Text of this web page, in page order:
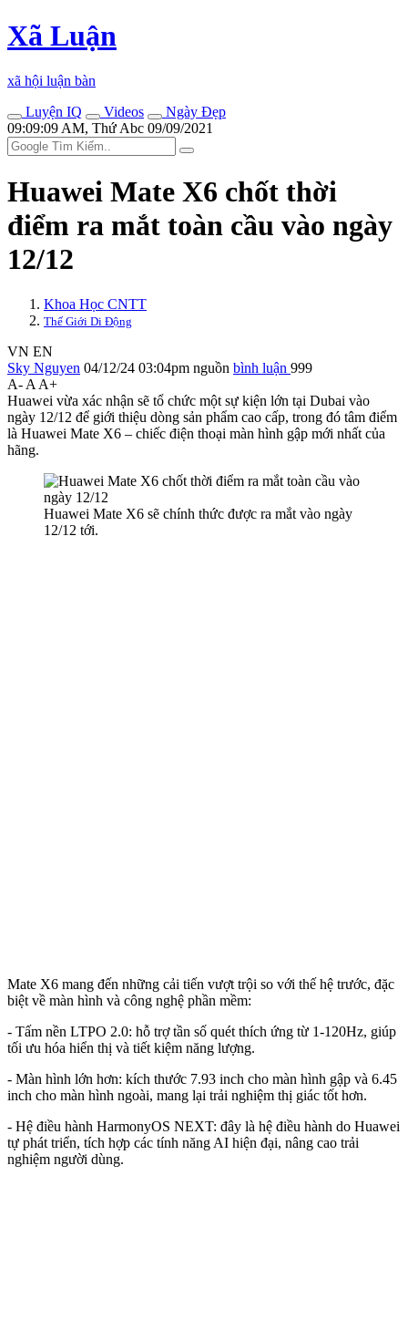
Xã Luận
xã hội luận bàn
Luyện IQ
Videos
Ngày Đẹp
09:09:09 AM, Thứ Abc 09/09/2021
Huawei Mate X6 chốt thời
điểm ra mắt toàn cầu vào ngày
12/12
Khoa Học CNTT
Thế Giới Di Động
VN EN
Sky Nguyen 04/12/24 03:04pm nguồn bình luận 999
A- A A+
Huawei vừa xác nhận sẽ tổ chức một sự kiện lớn tại Dubai vào
ngày 12/12 để giới thiệu dòng sản phẩm cao cấp, trong đó tâm điểm
là Huawei Mate X6 – chiếc điện thoại màn hình gập mới nhất của
hãng.
Huawei Mate X6 sẽ chính thức được ra mắt vào ngày
12/12 tới.
Mate X6 mang đến những cải tiến vượt trội so với thế hệ trước, đặc
biệt về màn hình và công nghệ phần mềm:
- Tấm nền LTPO 2.0: hỗ trợ tần số quét thích ứng từ 1-120Hz, giúp
tối ưu hóa hiển thị và tiết kiệm năng lượng.
- Màn hình lớn hơn: kích thước 7.93 inch cho màn hình gập và 6.45
inch cho màn hình ngoài, mang lại trải nghiệm thị giác tốt hơn.
- Hệ điều hành HarmonyOS NEXT: đây là hệ điều hành do Huawei
tự phát triển, tích hợp các tính năng AI hiện đại, nâng cao trải
nghiệm người dùng.